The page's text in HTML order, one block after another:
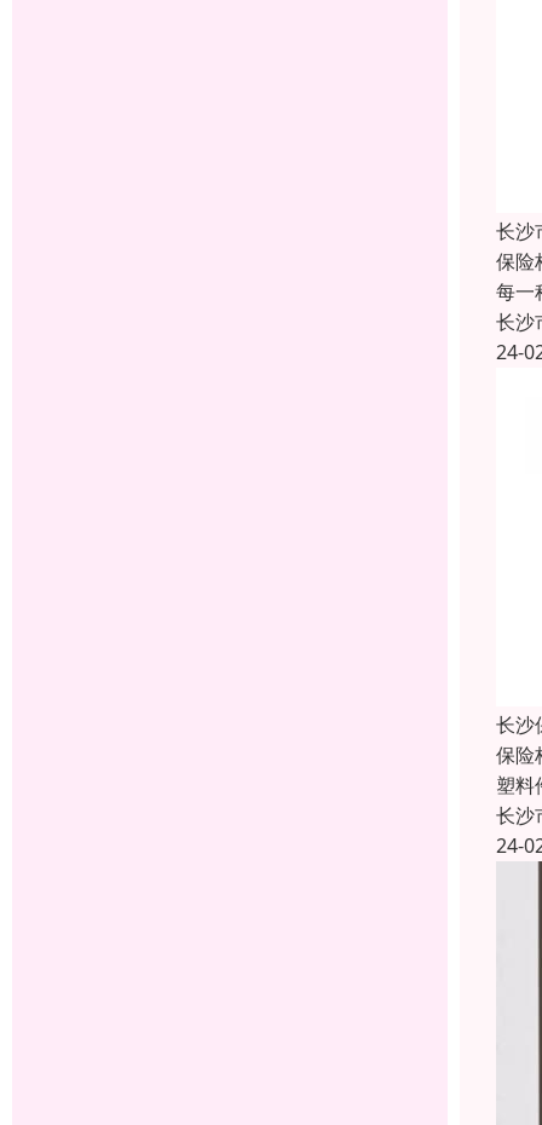
长沙
保险
每一
长沙
24-
长沙
保险
塑料
长沙
24-